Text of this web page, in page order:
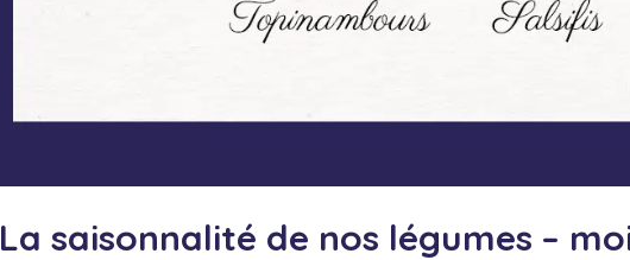
La saisonnalité de nos légumes –